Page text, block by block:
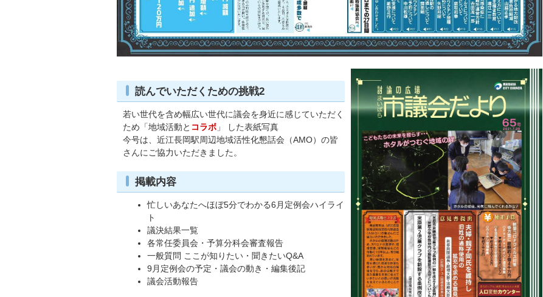
読んでいただくための挑戦2
若い世代を含め幅広い世代に議会を身近に感じていただく
ため「地域活動と コラボ 」 した表紙写真
今号は、近江長岡駅周辺地域活性化懇話会（AMO）の皆
さんにご協力いただきました。
掲載内容
忙しいあなたへほぼ5分でわかる6月定例会ハイライ
ト
議決結果一覧
各常任委員会・予算分科会審査報告
一般質問 ここが知りたい・聞きたいQ&A
9月定例会の予定・議会の動き・編集後記
議会活動報告